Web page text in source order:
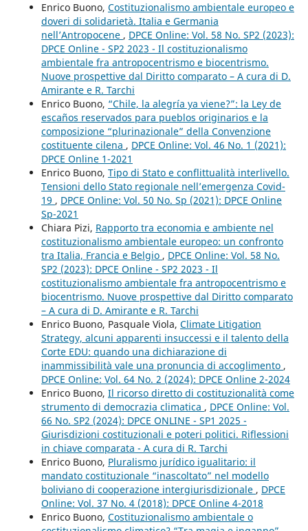
Enrico Buono, Costituzionalismo ambientale europeo e
doveri di solidarietà. Italia e Germania
nell’Antropocene , DPCE Online: Vol. 58 No. SP2 (2023):
DPCE Online - SP2 2023 - Il costituzionalismo
ambientale fra antropocentrismo e biocentrismo.
Nuove prospettive dal Diritto comparato – A cura di D.
Amirante e R. Tarchi
Enrico Buono, “Chile, la alegría ya viene?”: la Ley de
escaños reservados para pueblos originarios e la
composizione “plurinazionale” della Convenzione
costituente cilena , DPCE Online: Vol. 46 No. 1 (2021):
DPCE Online 1-2021
Enrico Buono, Tipo di Stato e conflittualità interlivello.
Tensioni dello Stato regionale nell’emergenza Covid-
19 , DPCE Online: Vol. 50 No. Sp (2021): DPCE Online
Sp-2021
Chiara Pizi, Rapporto tra economia e ambiente nel
costituzionalismo ambientale europeo: un confronto
tra Italia, Francia e Belgio , DPCE Online: Vol. 58 No.
SP2 (2023): DPCE Online - SP2 2023 - Il
costituzionalismo ambientale fra antropocentrismo e
biocentrismo. Nuove prospettive dal Diritto comparato
– A cura di D. Amirante e R. Tarchi
Enrico Buono, Pasquale Viola, Climate Litigation
Strategy, alcuni apparenti insuccessi e il talento della
Corte EDU: quando una dichiarazione di
inammissibilità vale una pronuncia di accoglimento ,
DPCE Online: Vol. 64 No. 2 (2024): DPCE Online 2-2024
Enrico Buono, Il ricorso diretto di costituzionalità come
strumento di democrazia climatica , DPCE Online: Vol.
66 No. SP2 (2024): DPCE ONLINE - SP1 2025 -
Giurisdizioni costituzionali e poteri politici. Riflessioni
in chiave comparata - A cura di R. Tarchi
Enrico Buono, Pluralismo jurídico igualitario: il
mandato costituzionale “inascoltato” nel modello
boliviano di cooperazione intergiurisdizionale , DPCE
Online: Vol. 37 No. 4 (2018): DPCE Online 4-2018
Enrico Buono, Costituzionalismo ambientale o